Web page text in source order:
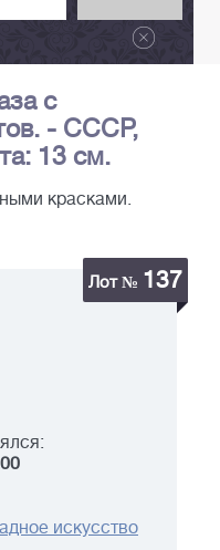
с
- СССР,
13 см.
красками.
Лот № 137
искусство